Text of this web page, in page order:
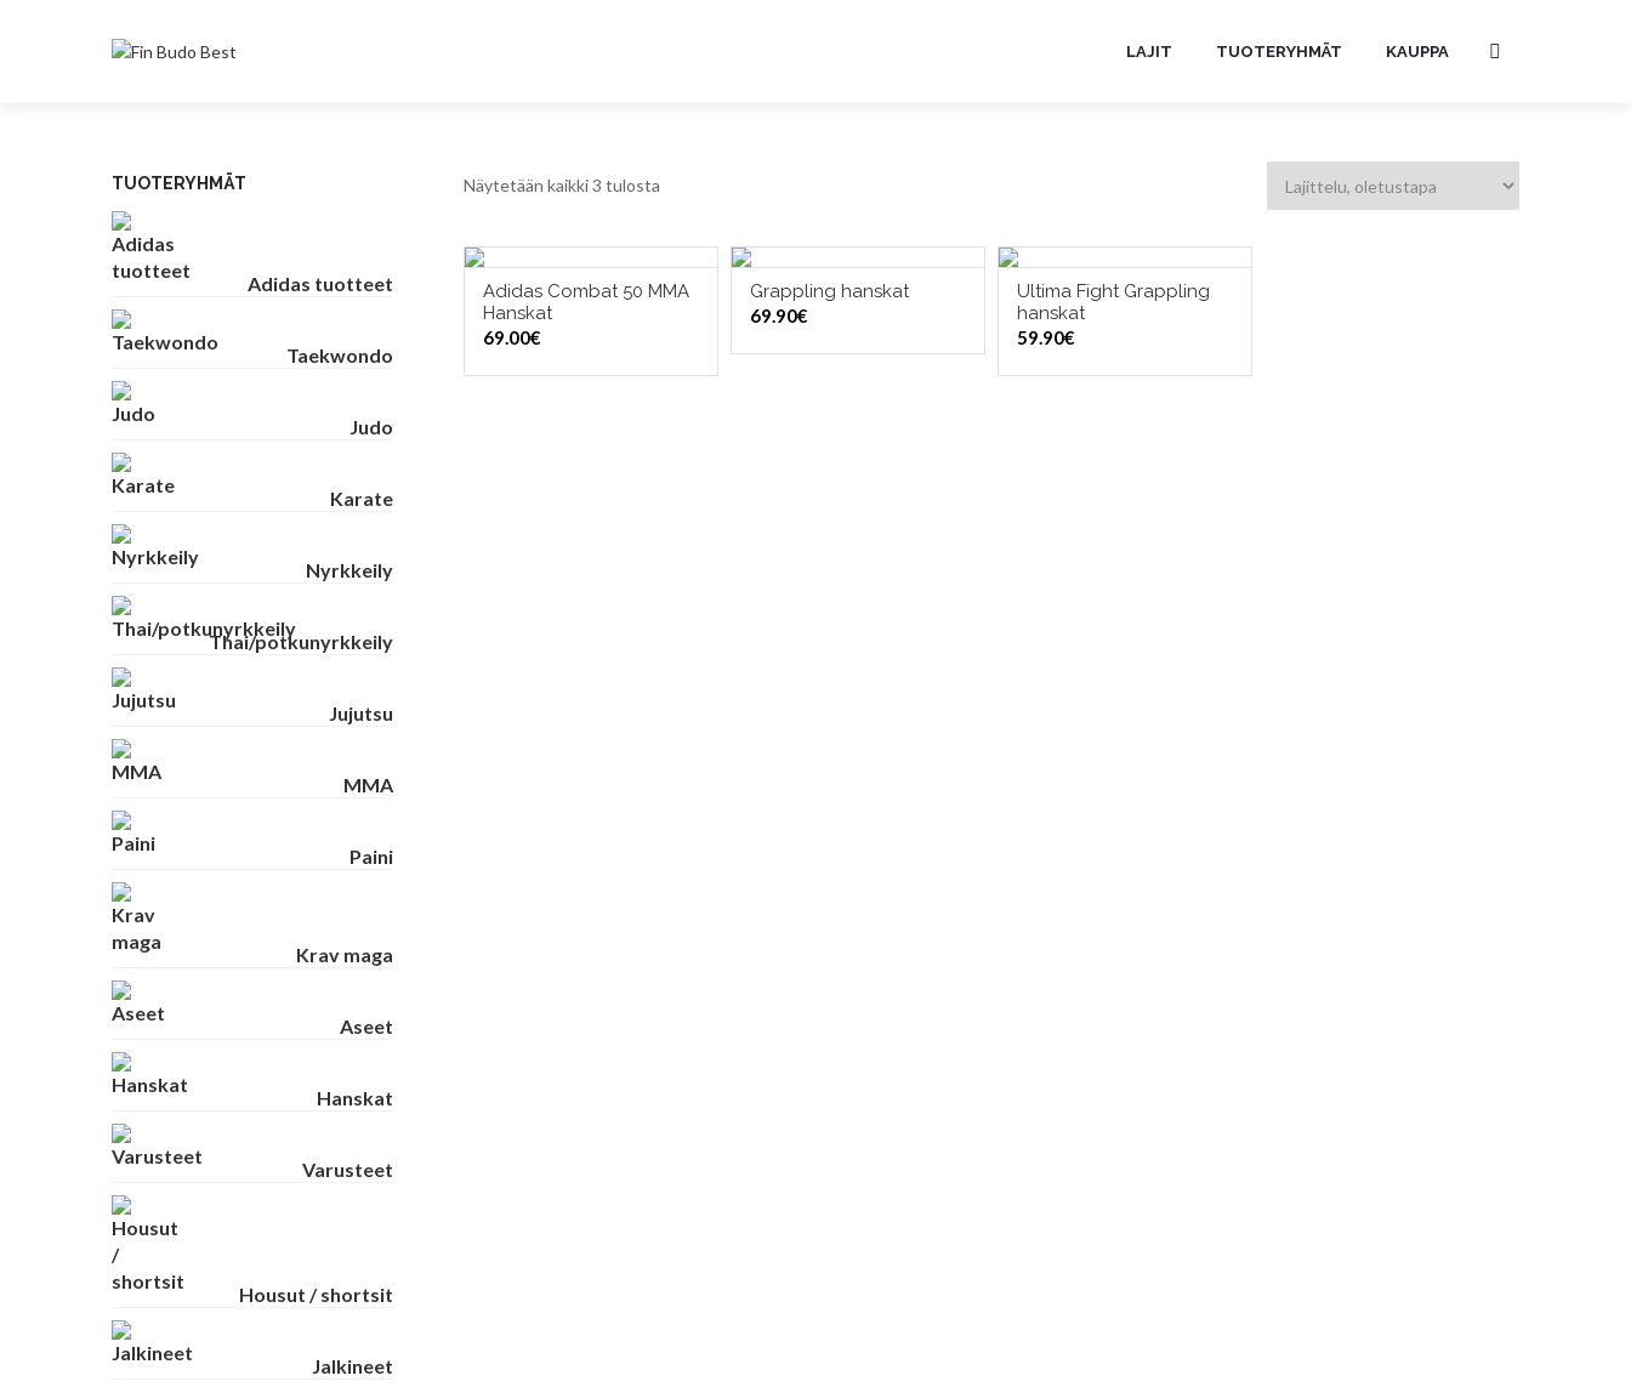
LAJIT TUOTERYHMÄT KAUPPA
Näytetään kaikki 3 tulosta
VALITSE VAIHTOEHDOISTA
Adidas Combat 50 MMA
Hanskat
69.00€
VALITSE VAIHTOEHDOISTA
Grappling hanskat
69.90€
VALITSE VAIHTOEHDOISTA
Ultima Fight Grappling
hanskat
59.90€
TUOTERYHMÄT
Adidas tuotteet
Taekwondo
Judo
Karate
Nyrkkeily
Thai/potkunyrkkeily
Jujutsu
MMA
Paini
Krav maga
Aseet
Hanskat
Varusteet
Housut / shortsit
Jalkineet